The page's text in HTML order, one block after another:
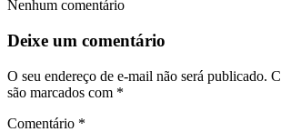
Nenhum comentário
Deixe um comentário
O seu endereço de e-mail não será publicado.
são marcados com *
Comentário *